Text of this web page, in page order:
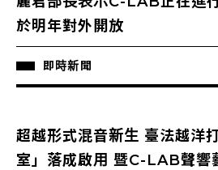
於明年對外開放
即時新聞
超越形式混音新生 臺法越洋
室」落成啟用 暨C-LAB聲響